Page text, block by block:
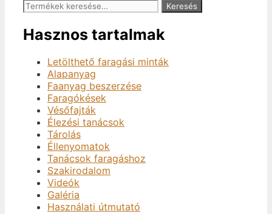
Keresés
Hasznos tartalmak
Letölthető faragási minták
Alapanyag
Faanyag beszerzése
Faragókések
Vésőfajták
Élezési tanácsok
Tárolás
Éllenyomatok
Tanácsok faragáshoz
Szakirodalom
Videók
Galéria
Használati útmutató